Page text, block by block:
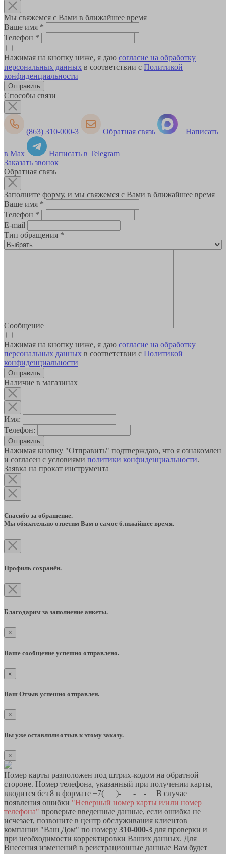
Мы свяжемся с Вами в ближайшее время
Ваше имя *
Телефон *
Нажимая на кнопку ниже, я даю согласие на обработку
персональных данных в соответствии с Политикой
конфиденциальности
Способы связи
(863) 310-000-3 Обратная связь Написать
в Max
Написать в Telegram
Заказать звонок
Обратная связь
Заполните форму, и мы свяжемся с Вами в ближайшее время
Ваше имя *
Телефон *
E-mail
Тип обращения *
Сообщение
Нажимая на кнопку ниже, я даю согласие на обработку
персональных данных в соответствии с Политикой
конфиденциальности
Наличие в магазинах
Имя:
Телефон:
Отправить
Нажимая кнопку "Отправить" подтверждаю, что я ознакомлен
и согласен с условиями политики конфиденциальности.
Заявка на прокат инструмента
Спасибо за обращение.
Мы обязательно ответим Вам в самое ближайшее время.
Профиль сохранён.
Благодарим за заполнение анкеты.
×
Ваше сообщение успешно отправлено.
×
Ваш Отзыв успешно отправлен.
×
Вы уже оставляли отзыв к этому заказу.
×
Номер карты разположен под штрих-кодом на обратной
стороне. Номер телефона, указанный при получении карты,
вводится без 8 в формате +7(___)-___-__-__ В случае
появления ошибки "Неверный номер карты и/или номер
телефона" проверьте введенные данные, если ошибка не
исчезает, позвоните в центр обслуживания клиентов
компании "Ваш Дом" по номеру 310-000-3 для проверки и
при необходимости корректировки Ваших данных. Для
Внесения изменений в реистрационные данные Вам будет